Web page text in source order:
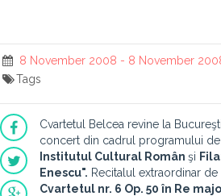
8 November 2008 - 8 November
Tags
Cvartetul Belcea revine la
concert din cadrul programului
Institutul Cultural Român şi
Enescu". Recitalul extraordinar
Cvartetul nr. 6 Op. 50 în Re